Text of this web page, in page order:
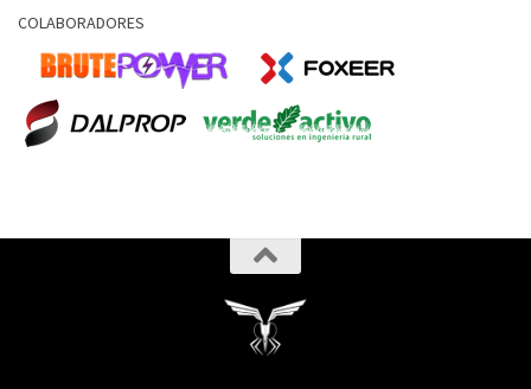
COLABORADORES